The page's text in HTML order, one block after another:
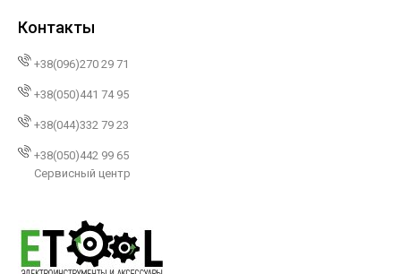
Контакты
+38(096)270 29 71
+38(050)441 74 95
+38(044)332 79 23
+38(050)442 99 65
Сервисный центр